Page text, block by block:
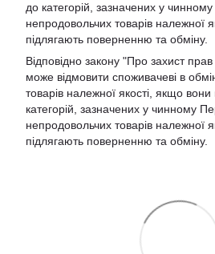
до категорій, зазначених у
непродовольчих товарів належної
підлягають поверненню та обміну.
Відповідно закону "Про захист прав
може відмовити споживачеві в
товарів належної якості, якщо вони
категорій, зазначених у чинному
непродовольчих товарів належної
підлягають поверненню та обміну.